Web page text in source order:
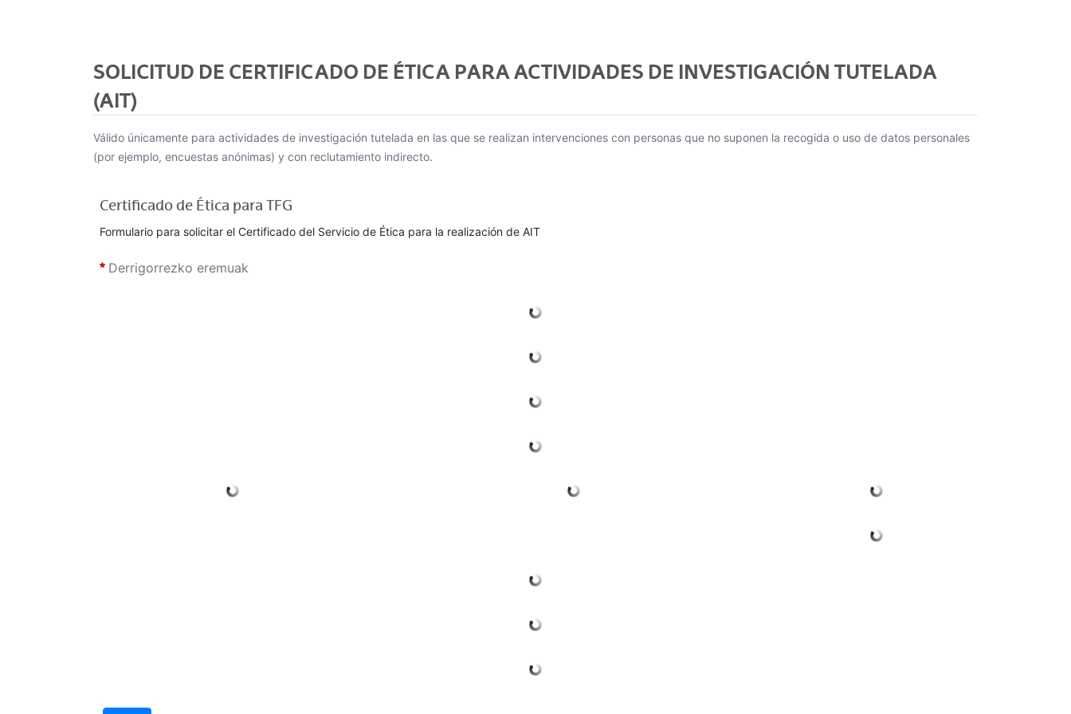
SOLICITUD DE CERTIFICADO DE ÉTICA PARA ACTIVIDADES DE INVESTIGACIÓN TUTELADA
(AIT)
Válido únicamente para actividades de investigación tutelada en las que se realizan intervenciones con personas que no suponen la recogida o uso de datos personales
(por ejemplo, encuestas anónimas) y con reclutamiento indirecto.
Certificado de Ética para TFG
Formulario para solicitar el Certificado del Servicio de Ética para la realización de AIT
Derrigorrezko eremuak